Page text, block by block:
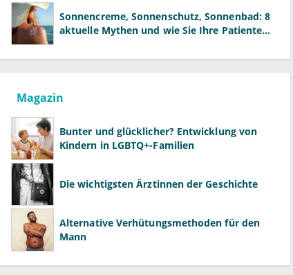
Sonnencreme, Sonnenschutz, Sonnenbad: 8
aktuelle Mythen und wie Sie Ihre Patienten
Magazin
Bunter und glücklicher? Entwicklung von
Kindern in LGBTQ+-Familien
Die wichtigsten Ärztinnen der Geschichte
Alternative Verhütungsmethoden für den
Mann